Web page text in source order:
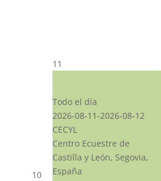
10
11
Todo el día
2026-08-11-2026-08-12
CECYL
Centro Ecuestre de
Castilla y León, Segovia,
España